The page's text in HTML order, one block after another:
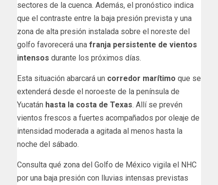
sectores de la cuenca. Además, el pronóstico indica
que el contraste entre la baja presión prevista y una
zona de alta presión instalada sobre el noreste del
golfo favorecerá una franja persistente de vientos
intensos durante los próximos días.
Esta situación abarcará un corredor marítimo que se
extenderá desde el noroeste de la península de
Yucatán hasta la costa de Texas. Allí se prevén
vientos frescos a fuertes acompañados por oleaje de
intensidad moderada a agitada al menos hasta la
noche del sábado.
​Consulta qué zona del Golfo de México vigila el NHC
por una baja presión con lluvias intensas previstas